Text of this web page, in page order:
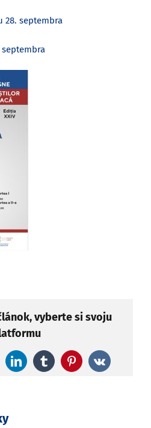
28. septembra
vyberte si svoju
LinkedInTumblrPinterest
Vk